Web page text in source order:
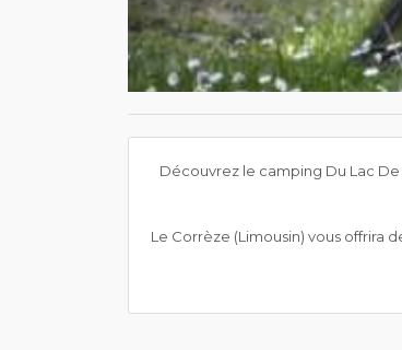
Découvrez le camping Du Lac
Le Corrèze (Limousin) vous offrira